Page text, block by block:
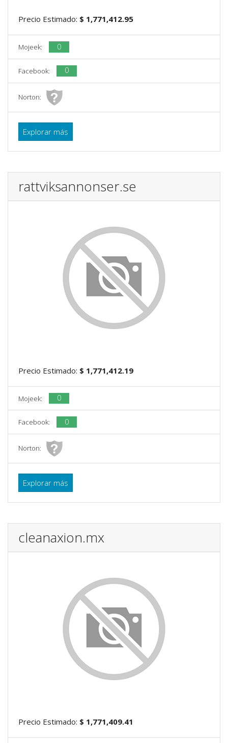
Precio Estimado: $ 1,771,412.95
Mojeek: 0
Facebook: 0
Norton:
Explorar más
rattviksannonser.se
Precio Estimado: $ 1,771,412.19
Mojeek: 0
Facebook: 0
Norton:
Explorar más
cleanaxion.mx
Precio Estimado: $ 1,771,409.41